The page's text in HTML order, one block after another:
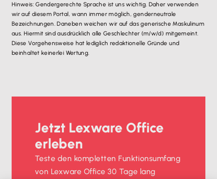
Hinweis: Gendergerechte Sprache ist uns wichtig. Daher verwenden
wir auf diesem Portal, wann immer möglich, genderneutrale
Bezeichnungen. Daneben weichen wir auf das generische Maskulinum
aus. Hiermit sind ausdrücklich alle Geschlechter (m/w/d) mitgemeint.
Diese Vorgehensweise hat lediglich redaktionelle Gründe und
beinhaltet keinerlei Wertung.
Jetzt Lexware Office
erleben
Teste den kompletten Funktionsumfang
von Lexware Office 30 Tage lang